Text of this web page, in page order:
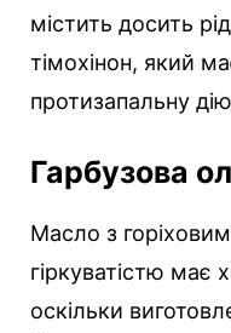
містить досить
тімохінон, який
протизапальну
Гарбузова
Масло з
гіркуватістю має
оскільки